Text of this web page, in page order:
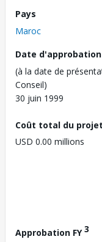
Pays
Maroc
Date d'approbation
(à la date de
Conseil)
30 juin 1999
Coût total du projet
USD 0.00 millions
Approbation FY3